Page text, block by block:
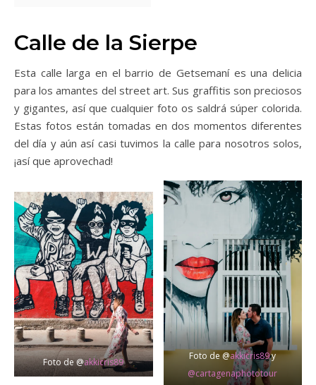
Calle de la Sierpe
Esta calle larga en el barrio de Getsemaní es una delicia
para los amantes del street art. Sus graffitis son preciosos
y gigantes, así que cualquier foto os saldrá súper colorida.
Estas fotos están tomadas en dos momentos diferentes
del día y aún así casi tuvimos la calle para nosotros solos,
¡así que aprovechad!
Foto de @akkicris89
Foto de @akkicris89y
@cartagenaphototour